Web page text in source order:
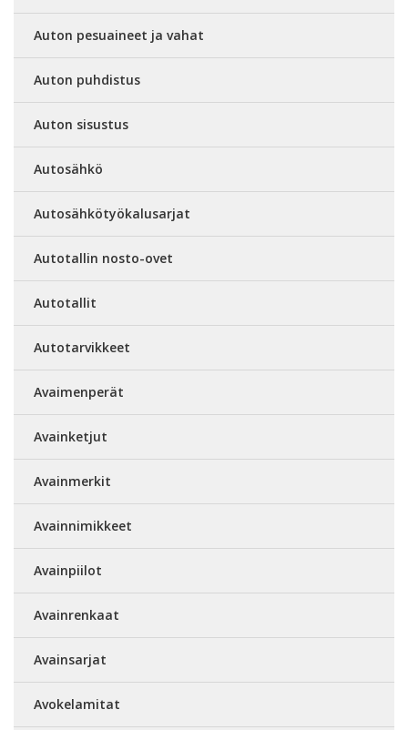
Auton pesuaineet ja vahat
Auton puhdistus
Auton sisustus
Autosähkö
Autosähkötyökalusarjat
Autotallin nosto-ovet
Autotallit
Autotarvikkeet
Avaimenperät
Avainketjut
Avainmerkit
Avainnimikkeet
Avainpiilot
Avainrenkaat
Avainsarjat
Avokelamitat